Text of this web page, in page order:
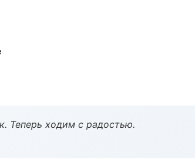
Теперь ходим с радостью.